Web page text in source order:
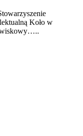
Koło w